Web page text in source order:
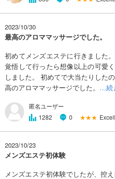
2023/10/30
最高のアロママッサージでした。
初めてメンズエステに行きました
覚悟して行ったら想像以上の可愛
しました。 初めてで大当たりした
高のアロママッサージでした。 …続
匿名ユーザー
1282
0 ★★★
2023/10/23
メンズエステ初体験
メンズエステ初体験でしたが、控